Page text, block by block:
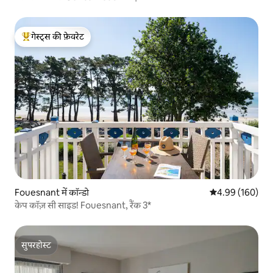
गेस्ट्स का टॉप फ़ेवरेट
गेस्ट्स की फ़ेवरेट
Fouesnant में कॉन्डो औसत रेटिंग 5 में से
4.99 (160)
केप कॉज़ सी साइड! Fouesnant, रैंक 3*
सुपरहोस्ट
सुपरहोस्ट